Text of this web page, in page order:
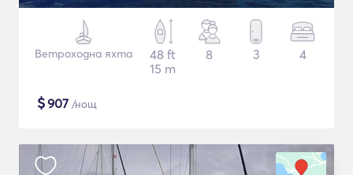
Ветроходна яхта
48 ft
15 m
8 3 4
$907 /нощ